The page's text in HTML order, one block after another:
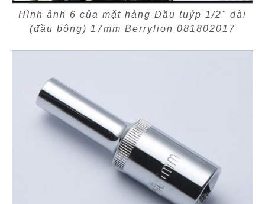
Hình ảnh 6 của mặt hàng Đầu tuýp 1/2" dài
(đầu bông) 17mm Berrylion 081802017